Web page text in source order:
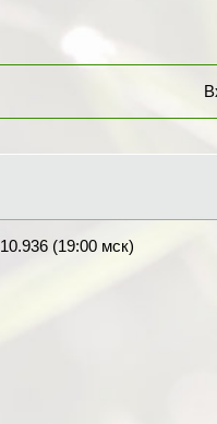
10.936 (19:00 мск)